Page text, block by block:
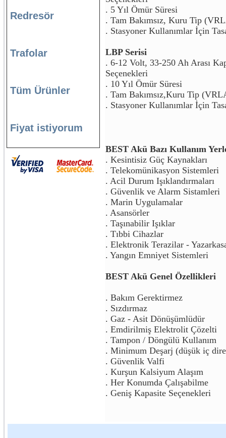
Redresör
Trafolar
Tüm Ürünler
Fiyat istiyorum
. 5 Yıl Ömür Süresi
. Tam Bakımsız, Kuru Tip
. Stasyoner Kullanımlar İçin
LBP Serisi
. 6-12 Volt, 33-250 Ah Arası
Seçenekleri
. 10 Yıl Ömür Süresi
. Tam Bakımsız,Kuru Tip
. Stasyoner Kullanımlar İçin
BEST Akü Bazı Kullanım
. Kesintisiz Güç Kaynakları
. Telekomünikasyon Sistemleri
. Acil Durum Işıklandırmaları
. Güvenlik ve Alarm Sistamleri
. Marin Uygulamalar
. Asansörler
. Taşınabilir Işıklar
. Tıbbi Cihazlar
. Elektronik Terazilar -
. Yangın Emniyet Sistemleri
BEST Akü Genel Özellikleri
. Bakım Gerektirmez
. Sızdırmaz
. Gaz - Asit Dönüşümlüdür
. Emdirilmiş Elektrolit Çözelti
. Tampon / Döngülü Kullanım
. Minimum Deşarj (düşük iç
. Güvenlik Valfi
. Kurşun Kalsiyum Alaşım
. Her Konumda Çalışabilme
. Geniş Kapasite Seçenekleri